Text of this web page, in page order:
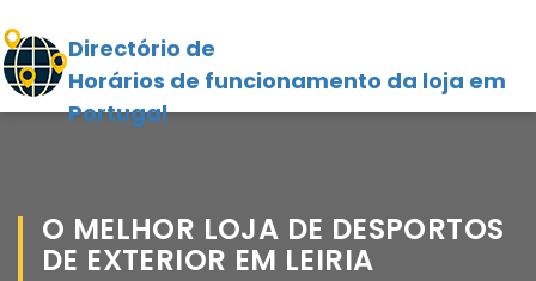
Directório de
Horários de funcionamento da loja em
Portugal
O MELHOR LOJA DE DESPORTOS
DE EXTERIOR EM LEIRIA